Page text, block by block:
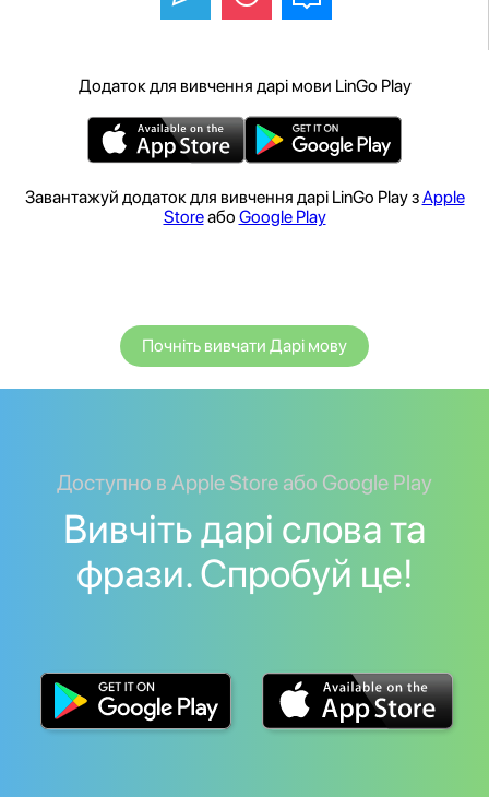
Додаток для вивчення дарі мови LinGo Play
Завантажуй додаток для вивчення дарі LinGo Play зApple
Storeабо Google Play
Почніть вивчати Дарі мову
Доступно в Apple Store або Google Play
Вивчіть дарі слова та
фрази. Спробуй це!